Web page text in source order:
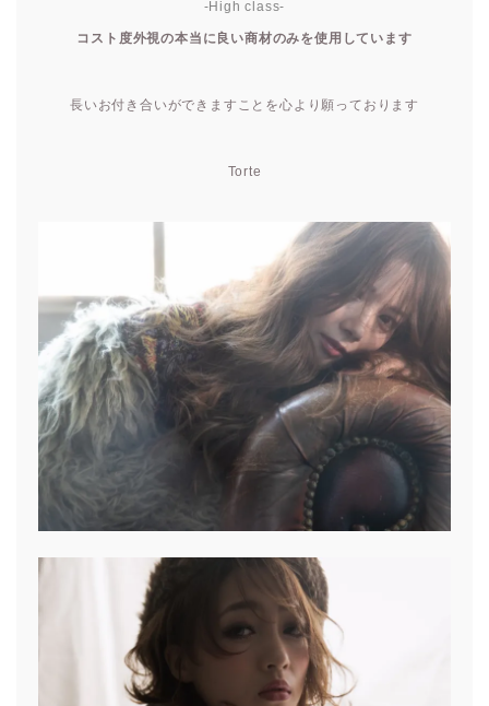
-High class-
コスト度外視の本当に良い商材のみを使用しています
長いお付き合いができますことを心より願っております
Torte